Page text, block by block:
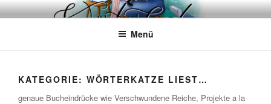
Zum
InhaltWÖRTERKATZE
Von Büchern erzählen
Menü
KATEGORIE: WÖRTERKATZE LIEST…
genaue Bucheindrücke wie Verschwundene Reiche, Projekte a la